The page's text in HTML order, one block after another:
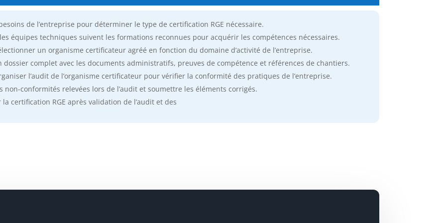
de l’entreprise pour déterminer le type de certification RGE nécessaire.
équipes techniques suivent les formations reconnues pour acquérir les compétences nécessaires.
un organisme certificateur agréé en fonction du domaine d’activité de l’entreprise.
complet avec les documents administratifs, preuves de compétence et références de chantiers.
l’audit de l’organisme certificateur pour vérifier la conformité des pratiques de l’entreprise.
non-conformités relevées lors de l’audit et soumettre les éléments corrigés.
certification RGE après validation de l’audit et des